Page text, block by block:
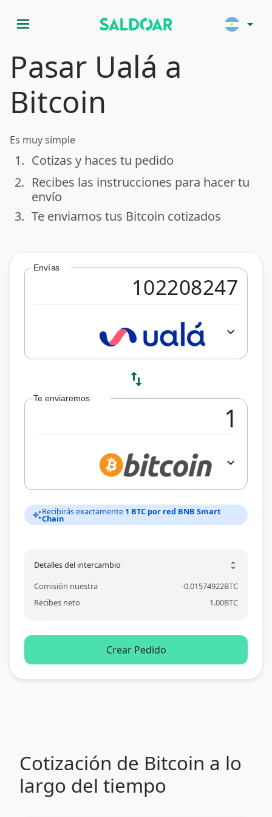
menu arrow_drop_down
Pasar Ualá a
Bitcoin
Es muy simple
done
1. Cotizas y haces tu pedido
done
2. Recibes las instrucciones para hacer tu
envío
done
3. Te enviamos tus Bitcoin cotizados
Envías
expand_more
swap_vert
Te enviaremos
expand_more
auto_awesomeRecibirás exactamente 1 BTC por red BNB Smart
Chain
Detalles del intercambio unfold_more
Comisión nuestra -0.01574922BTC
Recibes neto
1.00BTC
Crear Pedido
Cotización de Bitcoin a lo
largo del tiempo